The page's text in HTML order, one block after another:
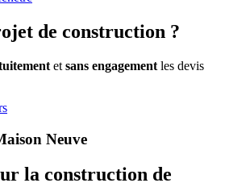
de construction ?
et sans engagement les devis
Neuve
la construction de